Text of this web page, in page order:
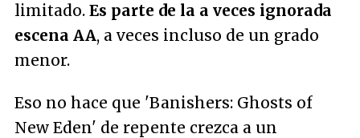
limitado. Es parte de la a veces ignorada
escena AA, a veces incluso de un grado
menor.
Eso no hace que 'Banishers: Ghosts of
New Eden' de repente crezca a un